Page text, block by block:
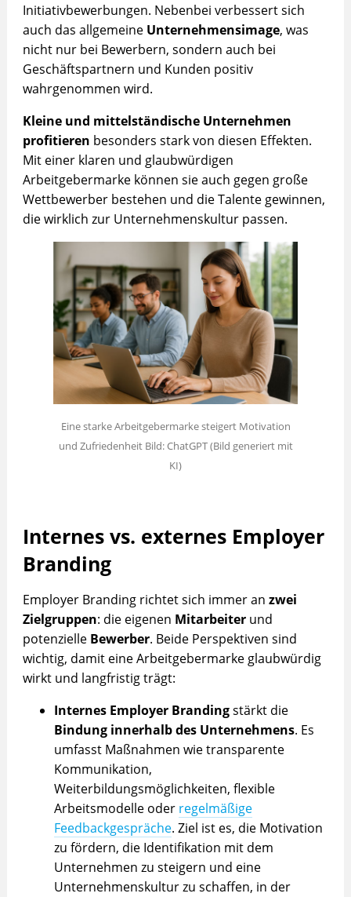
Initiativbewerbungen. Nebenbei verbessert sich
auch das allgemeine Unternehmensimage, was
nicht nur bei Bewerbern, sondern auch bei
Geschäftspartnern und Kunden positiv
wahrgenommen wird.
Kleine und mittelständische Unternehmen
profitieren besonders stark von diesen Effekten.
Mit einer klaren und glaubwürdigen
Arbeitgebermarke können sie auch gegen große
Wettbewerber bestehen und die Talente gewinnen,
die wirklich zur Unternehmenskultur passen.
Eine starke Arbeitgebermarke steigert Motivation
und Zufriedenheit Bild: ChatGPT (Bild generiert mit
KI)
Internes vs. externes Employer
Branding
Employer Branding richtet sich immer an zwei
Zielgruppen: die eigenen Mitarbeiterund
potenzielle Bewerber. Beide Perspektiven sind
wichtig, damit eine Arbeitgebermarke glaubwürdig
wirkt und langfristig trägt:
Internes Employer Brandingstärkt die
Bindung innerhalb des Unternehmens. Es
umfasst Maßnahmen wie transparente
Kommunikation,
Weiterbildungsmöglichkeiten, flexible
Arbeitsmodelle oder regelmäßige
Feedbackgespräche. Ziel ist es, die Motivation
zu fördern, die Identifikation mit dem
Unternehmen zu steigern und eine
Unternehmenskultur zu schaffen, in der